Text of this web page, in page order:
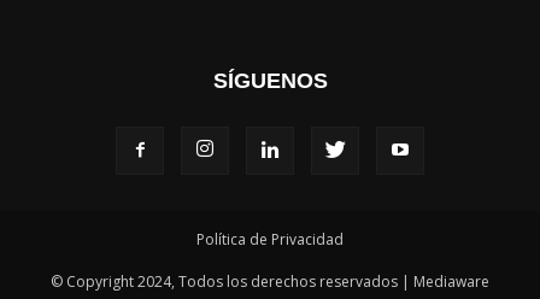
SÍGUENOS
Política de Privacidad
© Copyright 2024, Todos los derechos reservados | Mediaware